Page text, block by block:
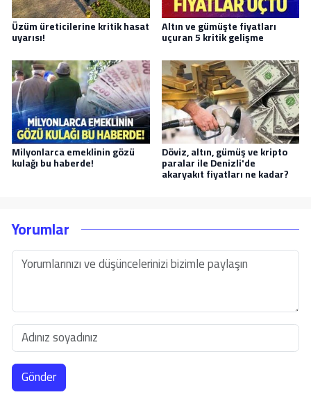
Üzüm üreticilerine kritik hasat
uyarısı!
Altın ve gümüşte fiyatları
uçuran 5 kritik gelişme
Milyonlarca emeklinin gözü
kulağı bu haberde!
Döviz, altın, gümüş ve kripto
paralar ile Denizli'de
akaryakıt fiyatları ne kadar?
Yorumlar
Gönder